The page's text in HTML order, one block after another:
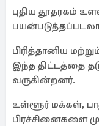
புதிய தூதரகம்
பிரித்தானிய
இந்த திட்டத்தை
வருகின்றனர்.
உள்ளூர் மக்கள்,
பிரச்சினைகளை